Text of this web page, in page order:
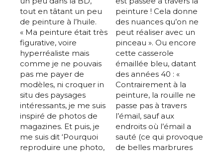
tout en tâtant un peu
de peinture à l’huile.
« Ma peinture était très
figurative, voire
hyperréaliste mais
comme je ne pouvais
pas me payer de
modèles, ni croquer in
situ des paysages
intéressants, je me suis
inspiré de photos de
magazines. Et puis, je
me suis dit ‘Pourquoi
reproduire une photo,
peinture ! Cela donne
des nuances qu’on ne
peut réaliser avec un
pinceau ». Ou encore
cette casserole
émaillée bleu, datant
des années 40 : «
Contrairement à la
peinture, la rouille ne
passe pas à travers
l’émail, sauf aux
endroits où l’émail a
sauté (ce qui provoque
de belles marbrures